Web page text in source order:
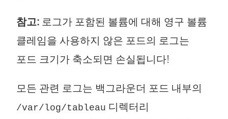
참고: 로그가 포함된 볼륨에 대해 영구 볼륨
클레임을 사용하지 않은 포드의 로그는
포드 크기가 축소되면 손실됩니다!
모든 관련 로그는 백그라운더 포드 내부의
/var/log/tableau 디렉터리